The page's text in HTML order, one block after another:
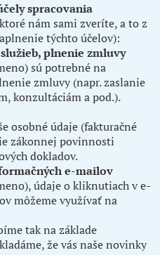
spracovania
nám sami zveríte, a to z
týchto účelov):
plnenie zmluvy
sú potrebné na
zmluvy (napr. zaslanie
konzultáciám a pod.).
osobné údaje (fakturačné
zákonnej povinnosti
dokladov.
e-mailov
údaje o kliknutiach v e-
môžeme využívať na
tak na základe
že vás naše novinky